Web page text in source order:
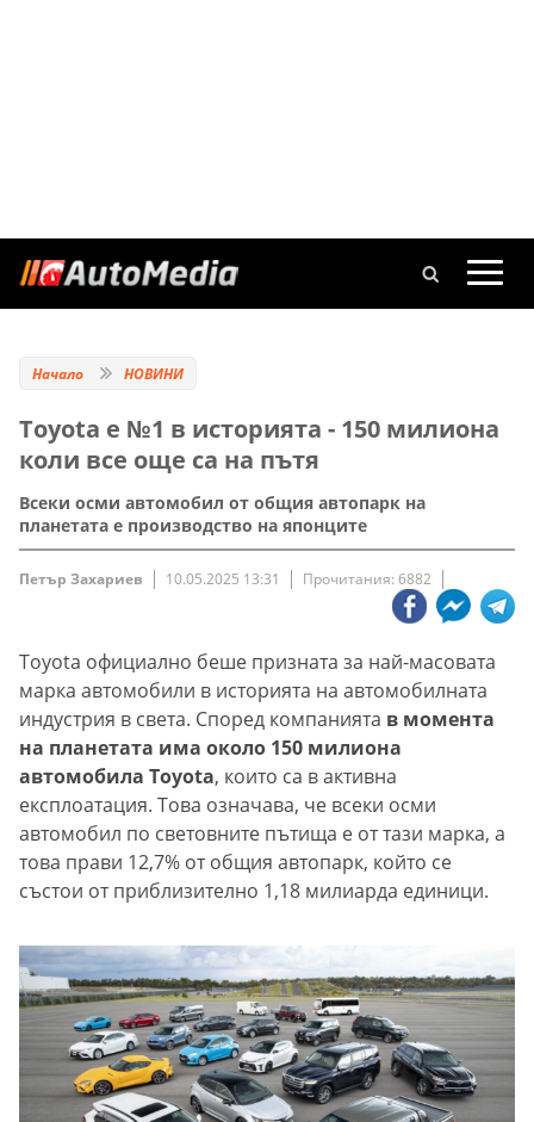
Начало НОВИНИ
Toyota е №1 в историята - 150 милиона
коли все още са на пътя
Всеки осми автомобил от общия автопарк на
планетата е производство на японците
Петър Захариев 10.05.2025 13:31 Прочитания: 6882
Toyota официално беше призната за най-масовата
марка автомобили в историята на автомобилната
индустрия в света. Според компанията в момента
на планетата има около 150 милиона
автомобила Toyota, които са в активна
експлоатация. Това означава, че всеки осми
автомобил по световните пътища е от тази марка, а
това прави 12,7% от общия автопарк, който се
състои от приблизително 1,18 милиарда единици.